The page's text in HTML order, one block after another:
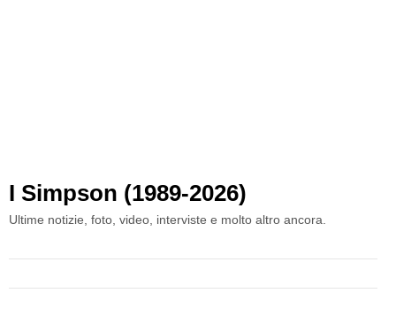
I Simpson (1989-2026)
Ultime notizie, foto, video, interviste e molto altro ancora.